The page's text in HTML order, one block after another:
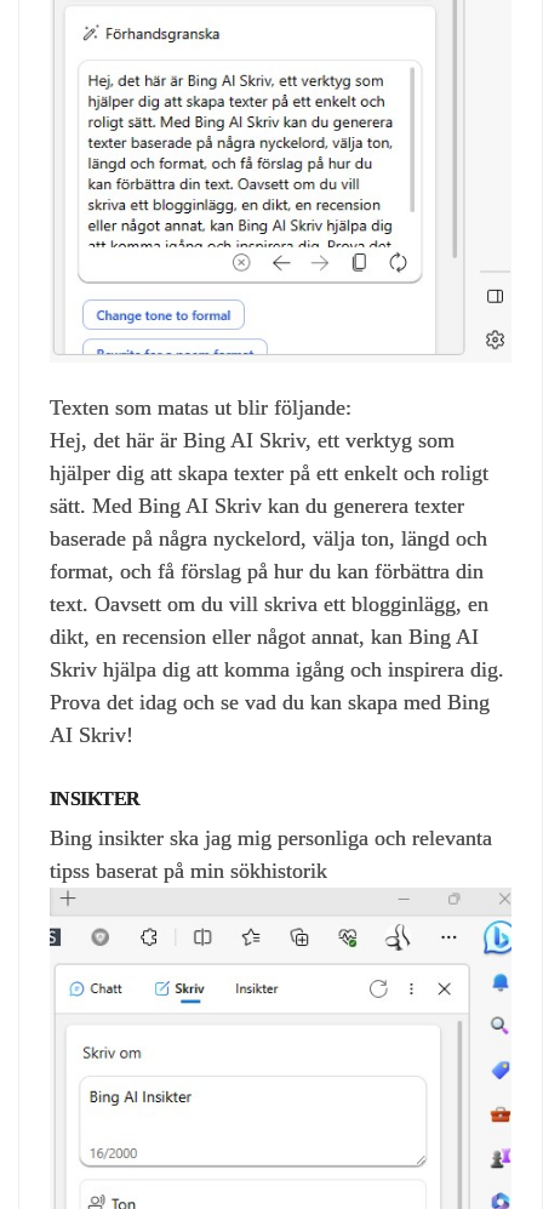
Texten som matas ut blir följande:
Hej, det här är Bing AI Skriv, ett verktyg som
hjälper dig att skapa texter på ett enkelt och roligt
sätt. Med Bing AI Skriv kan du generera texter
baserade på några nyckelord, välja ton, längd och
format, och få förslag på hur du kan förbättra din
text. Oavsett om du vill skriva ett blogginlägg, en
dikt, en recension eller något annat, kan Bing AI
Skriv hjälpa dig att komma igång och inspirera dig.
Prova det idag och se vad du kan skapa med Bing
AI Skriv!
INSIKTER
Bing insikter ska jag mig personliga och relevanta
tipss baserat på min sökhistorik